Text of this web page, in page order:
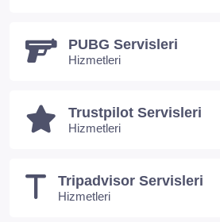
PUBG Servisleri
Hizmetleri
Trustpilot Servisleri
Hizmetleri
Tripadvisor Servisleri
Hizmetleri